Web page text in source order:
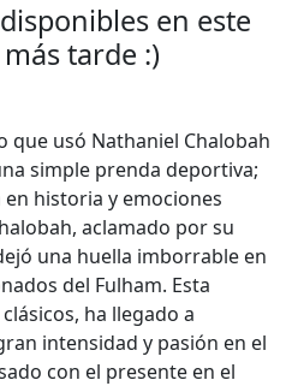
en este
tarde :)
que usó Nathaniel Chalobah
simple prenda deportiva;
historia y emociones
aclamado por su
una huella imborrable en
del Fulham. Esta
ha llegado a
intensidad y pasión en el
con el presente en el